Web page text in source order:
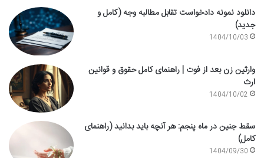
دانلود نمونه دادخواست تقابل مطالبه وجه (کامل و
جدید)
1404/10/03
وارثین زن بعد از فوت | راهنمای کامل حقوق و قوانین
ارث
1404/10/02
سقط جنین در ماه پنجم: هر آنچه باید بدانید (راهنمای
کامل)
1404/09/30